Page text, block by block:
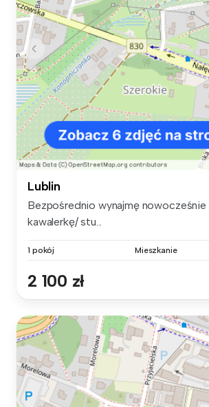
Lublin
Bezpośrednio wynajmę nowocześnie
kawalerkę/ stu...
1 pokój Mieszkanie
2 100 zł